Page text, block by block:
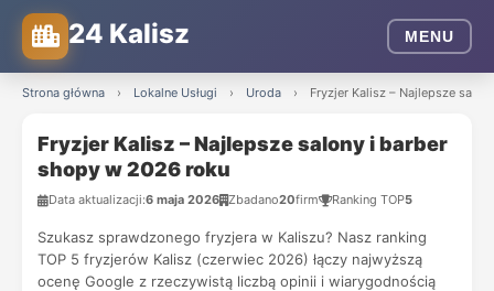
24 Kalisz MENU
Strona główna › Lokalne Usługi › Uroda › Fryzjer Kalisz – Najlepsze
Fryzjer Kalisz – Najlepsze salony i barber
shopy w 2026 roku
Data aktualizacji:6 maja 2026 Zbadano20firm Ranking TOP5
Szukasz sprawdzonego fryzjera w Kaliszu? Nasz ranking
TOP 5 fryzjerów Kalisz (czerwiec 2026) łączy najwyższą
ocenę Google z rzeczywistą liczbą opinii i wiarygodnością